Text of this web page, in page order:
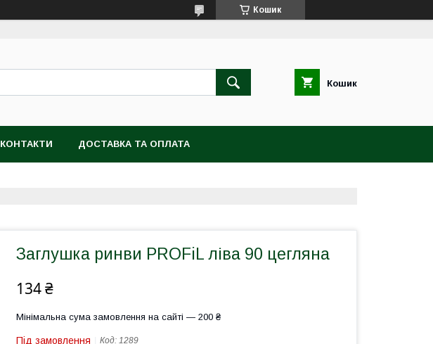
Кошик
Кошик
КОНТАКТИ ДОСТАВКА ТА ОПЛАТА
Заглушка ринви PROFiL ліва 90 цегляна
134 ₴
Мінімальна сума замовлення на сайті — 200 ₴
Під замовлення Код: 1289